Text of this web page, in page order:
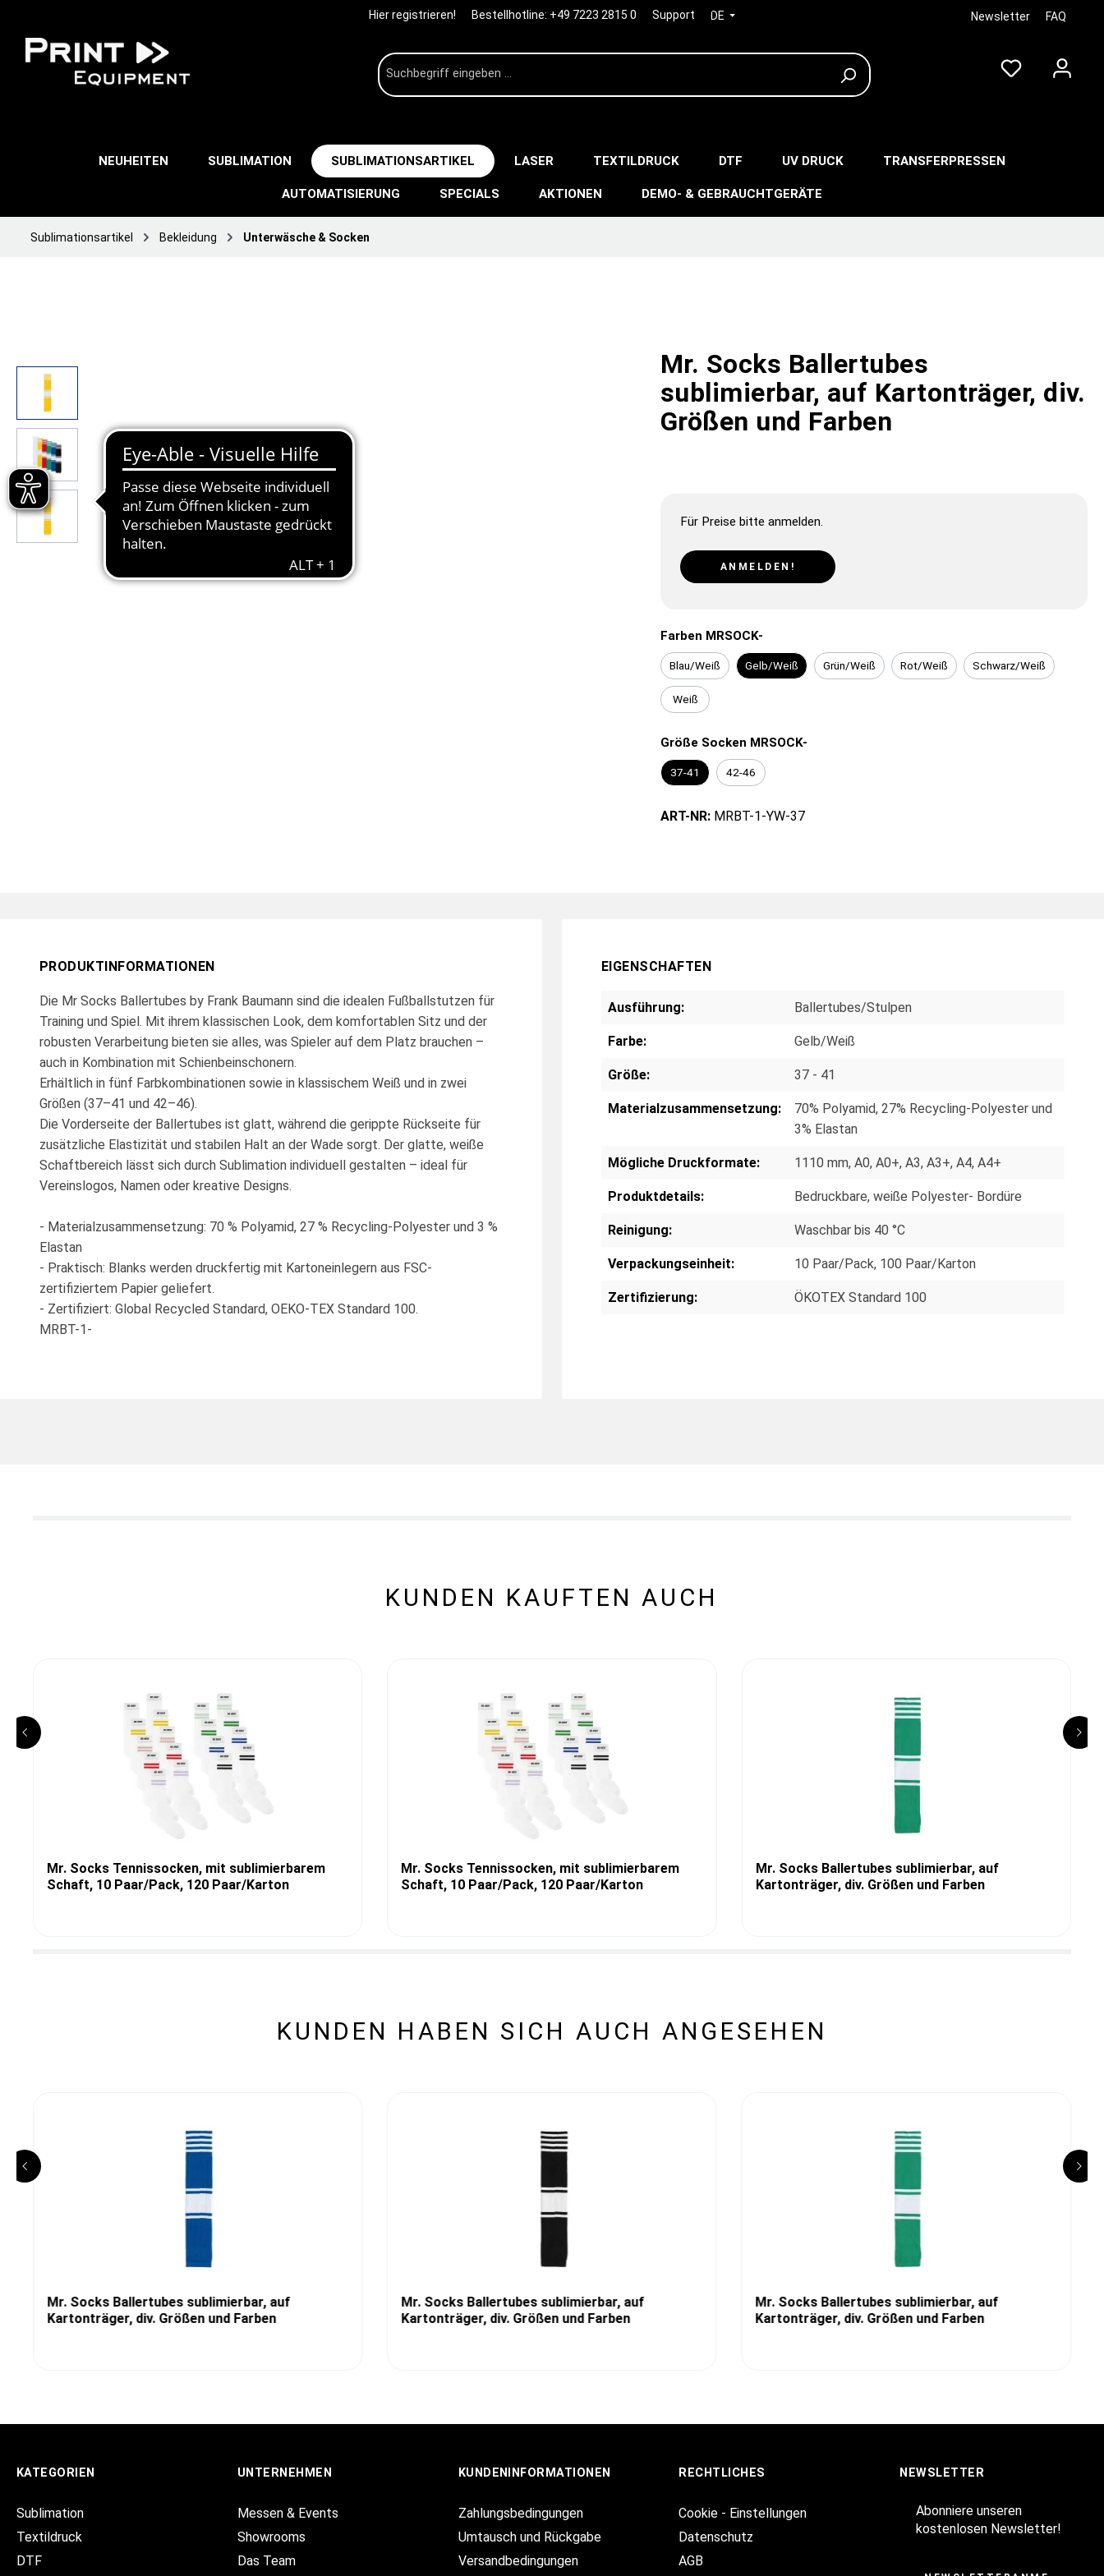
Hier registrieren! Bestellhotline: +49 7223 2815 0 Support DE Newsletter FAQ
NEUHEITEN SUBLIMATION SUBLIMATIONSARTIKEL LASER TEXTILDRUCK DTF UV DRUCK TRANSFERPRESSEN
AUTOMATISIERUNG SPECIALS AKTIONEN DEMO- & GEBRAUCHTGERÄTE
Sublimationsartikel Bekleidung Unterwäsche & Socken
Mr. Socks Ballertubes
sublimierbar, auf Kartonträger, div.
Größen und Farben
Für Preise bitte anmelden.
ANMELDEN!
Farben MRSOCK-
Blau/Weiß Gelb/Weiß Grün/Weiß Rot/Weiß Schwarz/Weiß
Weiß
Größe Socken MRSOCK-
37-41 42-46
ART-NR: MRBT-1-YW-37
PRODUKTINFORMATIONEN
Die Mr Socks Ballertubes by Frank Baumann sind die idealen Fußballstutzen für
Training und Spiel. Mit ihrem klassischen Look, dem komfortablen Sitz und der
robusten Verarbeitung bieten sie alles, was Spieler auf dem Platz brauchen –
auch in Kombination mit Schienbeinschonern.
Erhältlich in fünf Farbkombinationen sowie in klassischem Weiß und in zwei
Größen (37–41 und 42–46).
Die Vorderseite der Ballertubes ist glatt, während die gerippte Rückseite für
zusätzliche Elastizität und stabilen Halt an der Wade sorgt. Der glatte, weiße
Schaftbereich lässt sich durch Sublimation individuell gestalten – ideal für
Vereinslogos, Namen oder kreative Designs.
- Materialzusammensetzung: 70 % Polyamid, 27 % Recycling-Polyester und 3 %
Elastan
- Praktisch: Blanks werden druckfertig mit Kartoneinlegern aus FSC-
zertifiziertem Papier geliefert.
- Zertifiziert: Global Recycled Standard, OEKO-TEX Standard 100.
MRBT-1-
EIGENSCHAFTEN
Ausführung: Ballertubes/Stulpen
Farbe: Gelb/Weiß
Größe: 37 - 41
Materialzusammensetzung:
70% Polyamid, 27% Recycling-Polyester und
3% Elastan
Mögliche Druckformate: 1110 mm, A0, A0+, A3, A3+, A4, A4+
Produktdetails: Bedruckbare, weiße Polyester- Bordüre
Reinigung: Waschbar bis 40 °C
Verpackungseinheit: 10 Paar/Pack, 100 Paar/Karton
Zertifizierung: ÖKOTEX Standard 100
KUNDEN KAUFTEN AUCH
Mr. Socks Tennissocken, mit sublimierbarem
Schaft, 10 Paar/Pack, 120 Paar/Karton
Mr. Socks Tennissocken, mit sublimierbarem
Schaft, 10 Paar/Pack, 120 Paar/Karton
Mr. Socks Ballertubes sublimierbar, auf
Kartonträger, div. Größen und Farben
KUNDEN HABEN SICH AUCH ANGESEHEN
Mr. Socks Ballertubes sublimierbar, auf
Kartonträger, div. Größen und Farben
Mr. Socks Ballertubes sublimierbar, auf
Kartonträger, div. Größen und Farben
Mr. Socks Ballertubes sublimierbar, auf
Kartonträger, div. Größen und Farben
KATEGORIEN
Sublimation
Textildruck
DTF
UNTERNEHMEN
Messen & Events
Showrooms
Das Team
KUNDENINFORMATIONEN
Zahlungsbedingungen
Umtausch und Rückgabe
Versandbedingungen
RECHTLICHES
Cookie - Einstellungen
Datenschutz
AGB
NEWSLETTER
Abonniere unseren
kostenlosen Newsletter!